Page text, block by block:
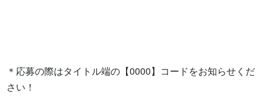
＊応募の際はタイトル端の【0000】コードをお知らせくだ
さい！